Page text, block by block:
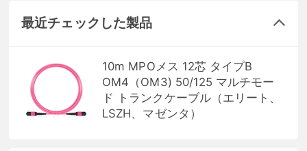
最近チェックした製品
10m MPOメス 12芯 タイプB
OM4（OM3) 50/125 マルチモー
ド トランクケーブル（エリート、
LSZH、マゼンタ）